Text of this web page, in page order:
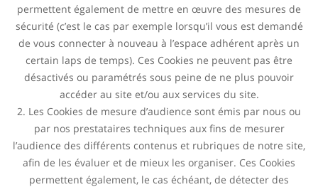
permettent également de mettre en œuvre des mesures de
sécurité (c’est le cas par exemple lorsqu’il vous est demandé
de vous connecter à nouveau à l’espace adhérent après un
certain laps de temps). Ces Cookies ne peuvent pas être
désactivés ou paramétrés sous peine de ne plus pouvoir
accéder au site et/ou aux services du site.
2. Les Cookies de mesure d’audience sont émis par nous ou
par nos prestataires techniques aux fins de mesurer
l’audience des différents contenus et rubriques de notre site,
afin de les évaluer et de mieux les organiser. Ces Cookies
permettent également, le cas échéant, de détecter des